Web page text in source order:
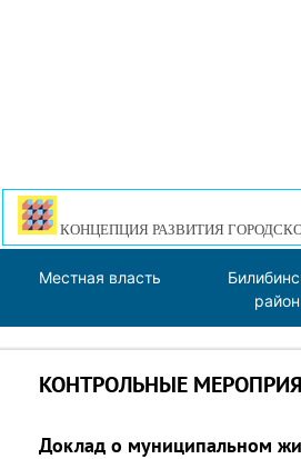
КОНЦЕПЦИЯ РАЗВИТИЯ
Местная власть
район
КОНТРОЛЬНЫЕ
Доклад о муниципальном